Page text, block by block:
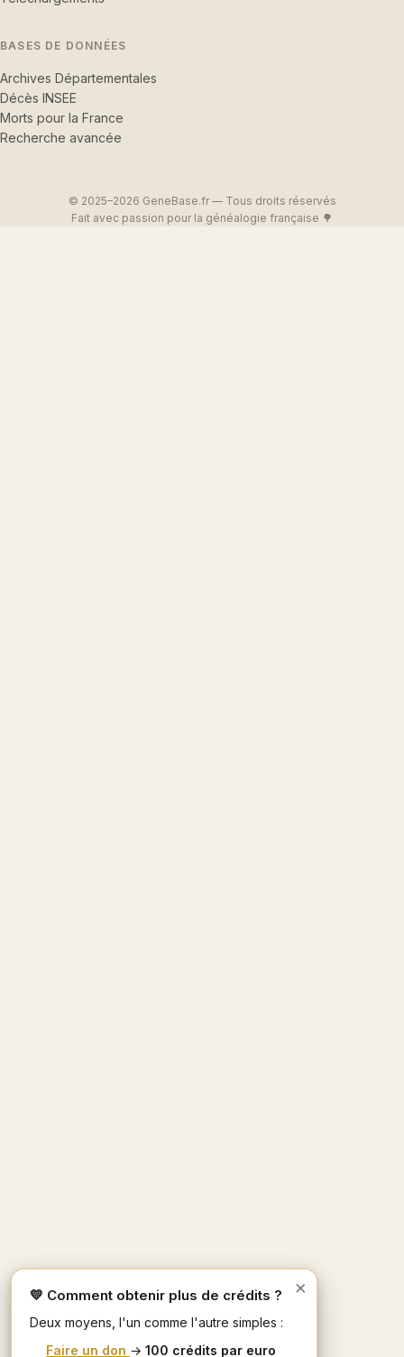
BASES DE DONNÉES
Archives Départementales
Décès INSEE
Morts pour la France
Recherche avancée
© 2025–2026 GeneBase.fr — Tous droits réservés
Fait avec passion pour la généalogie française 🌳
×
💛 Comment obtenir plus de crédits ?
Deux moyens, l'un comme l'autre simples :
Faire un don → 100 crédits par euro